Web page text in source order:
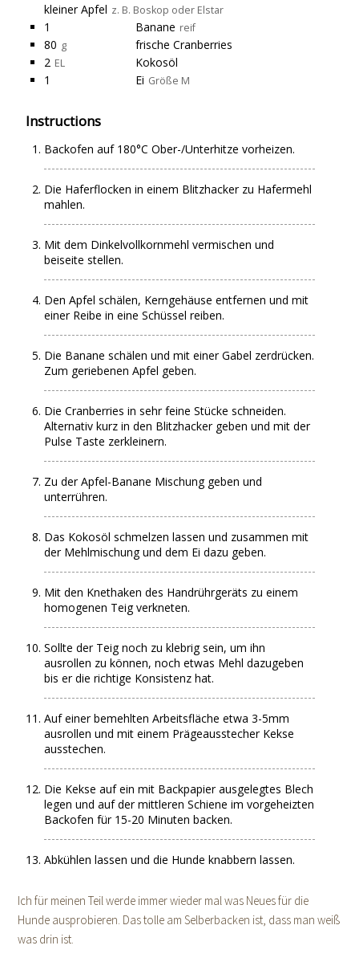
kleiner Apfel z. B. Boskop oder Elstar
1 Banane reif
80 g
frische Cranberries
2 EL
Kokosöl
1
Ei Größe M
Instructions
Backofen auf 180°C Ober-/Unterhitze vorheizen.
Die Haferflocken in einem Blitzhacker zu Hafermehl
mahlen.
Mit dem Dinkelvollkornmehl vermischen und
beiseite stellen.
Den Apfel schälen, Kerngehäuse entfernen und mit
einer Reibe in eine Schüssel reiben.
Die Banane schälen und mit einer Gabel zerdrücken.
Zum geriebenen Apfel geben.
Die Cranberries in sehr feine Stücke schneiden.
Alternativ kurz in den Blitzhacker geben und mit der
Pulse Taste zerkleinern.
Zu der Apfel-Banane Mischung geben und
unterrühren.
Das Kokosöl schmelzen lassen und zusammen mit
der Mehlmischung und dem Ei dazu geben.
Mit den Knethaken des Handrührgeräts zu einem
homogenen Teig verkneten.
Sollte der Teig noch zu klebrig sein, um ihn
ausrollen zu können, noch etwas Mehl dazugeben
bis er die richtige Konsistenz hat.
Auf einer bemehlten Arbeitsfläche etwa 3-5mm
ausrollen und mit einem Prägeausstecher Kekse
ausstechen.
Die Kekse auf ein mit Backpapier ausgelegtes Blech
legen und auf der mittleren Schiene im vorgeheizten
Backofen für 15-20 Minuten backen.
Abkühlen lassen und die Hunde knabbern lassen.
Ich für meinen Teil werde immer wieder mal was Neues für die
Hunde ausprobieren. Das tolle am Selberbacken ist, dass man weiß
was drin ist.